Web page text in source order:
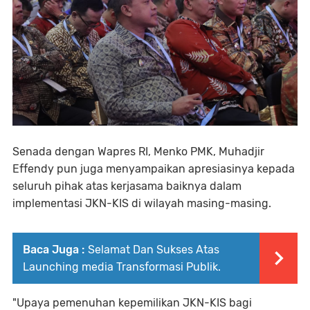
Senada dengan Wapres RI, Menko PMK, Muhadjir
Effendy pun juga menyampaikan apresiasinya kepada
seluruh pihak atas kerjasama baiknya dalam
implementasi JKN-KIS di wilayah masing-masing.
Baca Juga : Selamat Dan Sukses Atas
Launching media Transformasi Publik.
"Upaya pemenuhan kepemilikan JKN-KIS bagi